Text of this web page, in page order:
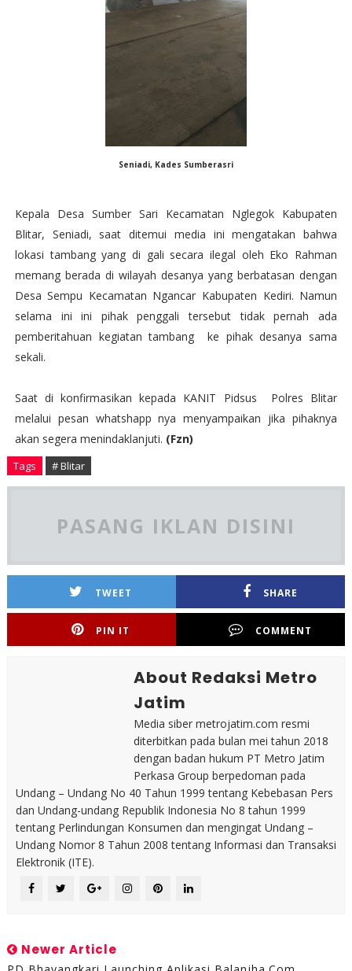
Seniadi, Kades Sumberasri
Kepala Desa Sumber Sari Kecamatan Nglegok Kabupaten
Blitar, Seniadi, saat ditemui media ini mengatakan bahwa
lokasi tambang yang di gali secara ilegal oleh Eko Rahman
memang berada di wilayah desanya yang berbatasan dengan
Desa Sempu Kecamatan Ngancar Kabupaten Kediri. Namun
selama ini ini pihak penggali tersebut tidak pernah ada
pemberitahuan kegiatan tambang ke pihak desanya sama
sekali.
Saat di konfirmasikan kepada KANIT Pidsus Polres Blitar
melalui pesan whatshapp nya menyampaikan jika pihaknya
akan segera menindaklanjuti. (Fzn)
Tags # Blitar
PASANG IKLAN DISINI
TWEET SHARE
PIN IT COMMENT
About Redaksi Metro
Jatim
Media siber metrojatim.com resmi
diterbitkan pada bulan mei tahun 2018
dengan badan hukum PT Metro Jatim
Perkasa Group berpedoman pada
Undang – Undang No 40 Tahun 1999 tentang Kebebasan Pers
dan Undang-undang Republik Indonesia No 8 tahun 1999
tentang Perlindungan Konsumen dan mengingat Undang –
Undang Nomor 8 Tahun 2008 tentang Informasi dan Transaksi
Elektronik (ITE).
Newer Article